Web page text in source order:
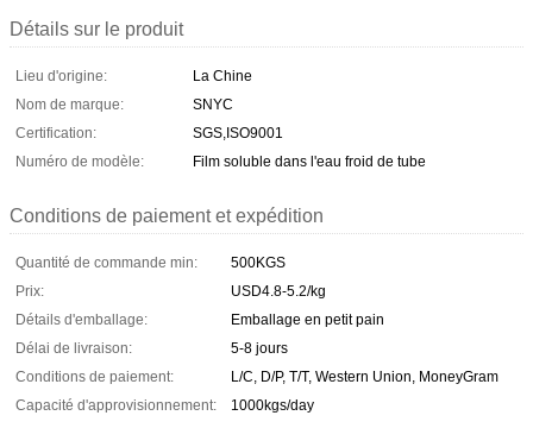
Détails sur le produit
Lieu d'origine:
La Chine
Nom de marque:
SNYC
Certification:
SGS,ISO9001
Numéro de modèle:
Film soluble dans l'eau froid de tube
Conditions de paiement et expédition
Quantité de commande min:
500KGS
Prix:
USD4.8-5.2/kg
Détails d'emballage:
Emballage en petit pain
Délai de livraison:
5-8 jours
Conditions de paiement:
L/C, D/P, T/T, Western Union, MoneyGram
Capacité d'approvisionnement:
1000kgs/day